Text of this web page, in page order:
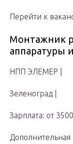
Перейти к
Монтажник
аппаратуры
НПП ЭЛЕМЕР |
Зеленоград |
Зарплата: от